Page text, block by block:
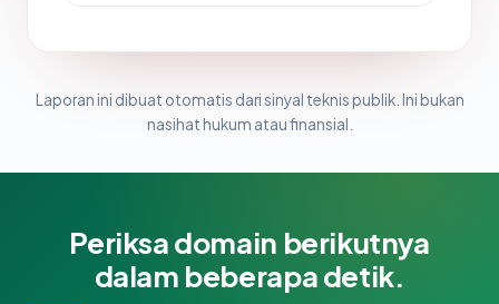
Laporan ini dibuat otomatis dari sinyal teknis publik. Ini bukan
nasihat hukum atau finansial.
Periksa domain berikutnya
dalam beberapa detik.